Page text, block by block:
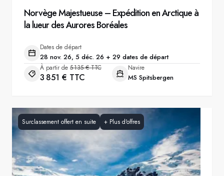
Norvège Majestueuse – Expédition en Arctique à
la lueur des Aurores Boréales
Dates de départ
28 nov. 26, 5 déc. 26 + 29 dates de départ
À partir de 5 135 € TTC
3 851 € TTC
Navire
MS Spitsbergen
Surclassement offert en suite + Plus d'offres